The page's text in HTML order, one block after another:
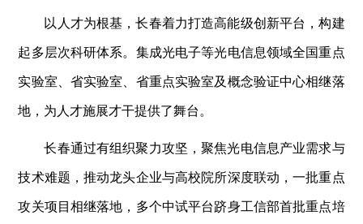
以人才为根基，长春着力打造高能级创新平台，构建
起多层次科研体系。集成光电子等光电信息领域全国重点
实验室、省实验室、省重点实验室及概念验证中心相继落
地，为人才施展才干提供了舞台。
长春通过有组织聚力攻坚，聚焦光电信息产业需求与
技术难题，推动龙头企业与高校院所深度联动，一批重点
攻关项目相继落地，多个中试平台跻身工信部首批重点培